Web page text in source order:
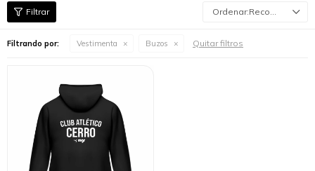
Recomendados
Filtrando por: Vestimenta Buzos Quitar filtros